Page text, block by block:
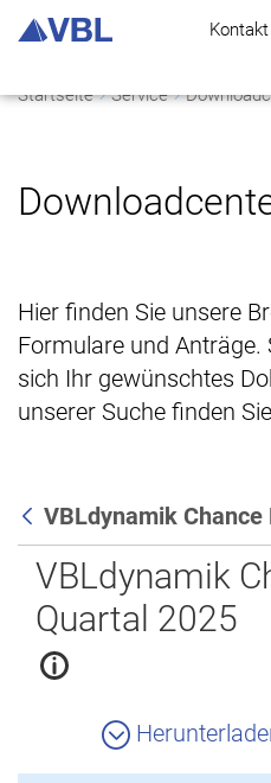
Kontakt
Startseite Service
Hier finden Sie unsere
Formulare und Anträge.
sich Ihr gewünschtes
unserer Suche finden
Zurück
VBLdynamik Chance
VBLdynamik
Quartal 2025